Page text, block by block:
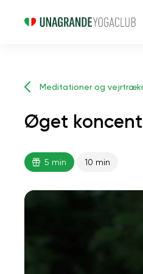
Meditationer og
Øget
5 min 10 min